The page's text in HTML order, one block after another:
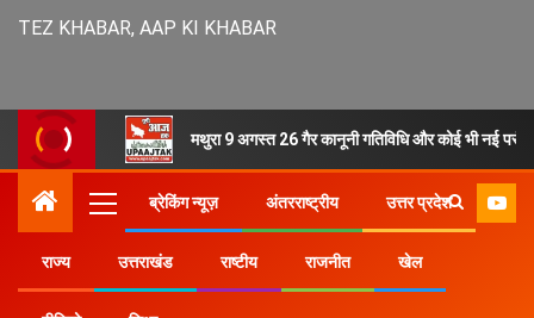
TEZ KHABAR, AAP KI KHABAR
मथुरा 9 अगस्त 26 गैर कानूनी गतिविधि और कोई भी नई
ब्रेकिंग न्यूज़ अंतरराष्ट्रीय उत्तर प्रदेश
राज्य उत्तराखंड राष्टीय राजनीत खेल